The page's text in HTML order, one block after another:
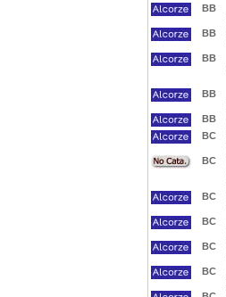
BB
BB
BB
BB
BB
BC
BC
BC
BC
BC
BC